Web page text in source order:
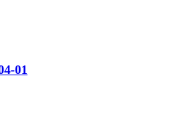
01